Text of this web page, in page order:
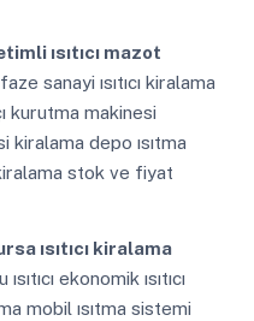
ısıtıcı mazot
sanayi ısıtıcı kiralama
kurutma makinesi
kiralama depo ısıtma
stok ve fiyat
ısıtıcı kiralama
ekonomik ısıtıcı
mobil ısıtma sistemi